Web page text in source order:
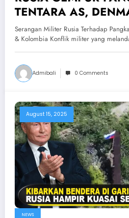
TENTARA AS,
KOLOMBIA! Ratusan
Ukraina Gugur &
Serangan Militer Rusia Terhadap
& Kolombia Konflik militer yang
Admibali 0 Comments
August 15, 2025
NEWS